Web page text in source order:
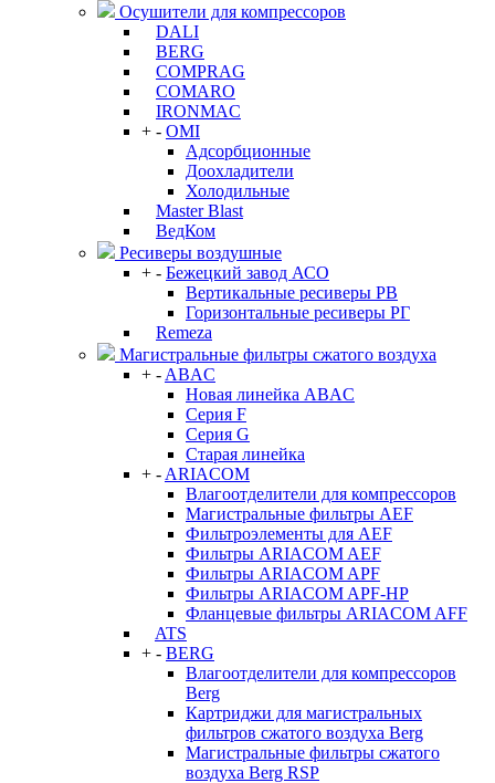
Осушители для компрессоров
DALI
BERG
COMPRAG
COMARO
IRONMAC
+ - OMI
Адсорбционные
Доохладители
Холодильные
Master Blast
ВедКом
Ресиверы воздушные
+ - Бежецкий завод АСО
Вертикальные ресиверы РВ
Горизонтальные ресиверы РГ
Remeza
Магистральные фильтры сжатого воздуха
+ - ABAC
Новая линейка ABAC
Серия F
Серия G
Старая линейка
+ - ARIACOM
Влагоотделители для компрессоров
Магистральные фильтры AEF
Фильтроэлементы для AEF
Фильтры ARIACOM AEF
Фильтры ARIACOM APF
Фильтры ARIACOM APF-HP
Фланцевые фильтры ARIACOM AFF
ATS
+ - BERG
Влагоотделители для компрессоров
Berg
Картриджи для магистральных
фильтров сжатого воздуха Berg
Магистральные фильтры сжатого
воздуха Berg RSP